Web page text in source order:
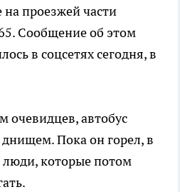
проезжей части
Сообщение об этом
в соцсетях сегодня, в
очевидцев, автобус
днищем. Пока он горел, в
люди, которые потом